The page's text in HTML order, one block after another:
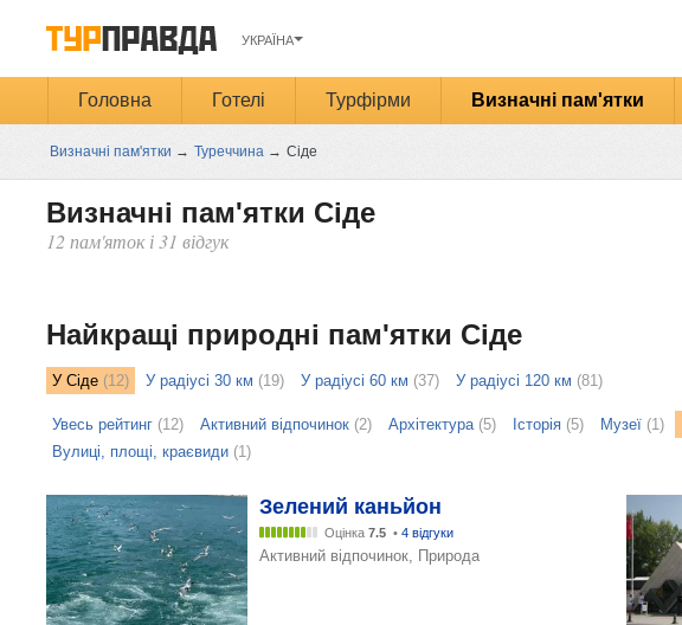
УКРАЇНА
Головна Готелі Турфірми Визначні пам'ятки
Визначні пам'ятки → Туреччина → Сіде
Визначні пам'ятки Сіде
12 пам'яток і 31 відгук
Найкращі природні пам'ятки Сіде
У Сіде(12) У радіусі 30 км (19) У радіусі 60 км (37) У радіусі 120 км (81)
Увесь рейтинг(12) Активний відпочинок(2) Архітектура(5) Історія(5) Музеї(1)
Вулиці, площі, краєвиди(1)
Зелений каньйон
Оцінка 7.5 • 4 відгуки
Активний відпочинок, Природа